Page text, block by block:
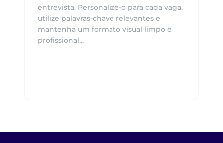
entrevista. Personalize-o para cada vaga,
utilize palavras-chave relevantes e
mantenha um formato visual limpo e
profissional...